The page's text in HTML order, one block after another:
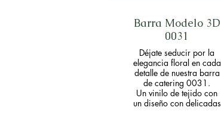
Barra Modelo 3D
0031
Déjate seducir por la
elegancia floral en cada
detalle de nuestra barra
de catering 0031.
Un vinilo de tejido con
un diseño con delicadas